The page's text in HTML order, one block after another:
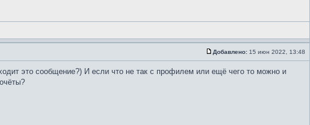
Добавлено: 15 июн 2022, 13:48
это сообщение?) И если что не так с профилем или ещё чего то можно и